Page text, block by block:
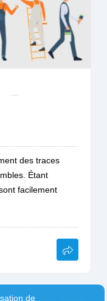
des traces
Étant
facilement
de